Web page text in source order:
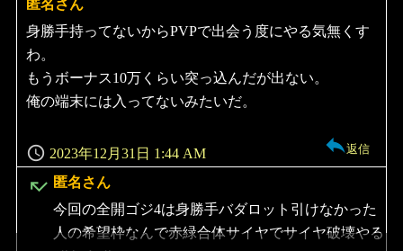
匿名さん
よ
り:
2023年12月31日 1:44 AM
身勝手持ってないからPVPで出会う度にやる気無くす
わ。
もうボーナス10万くらい突っ込んだが出ない。
俺の端末には入ってないみたいだ。
返信
匿名さん
よ
今回の全開ゴジ4は身勝手バダロット引けなかった
人の希望枠なんで赤緑合体サイヤでサイヤ破壊やる